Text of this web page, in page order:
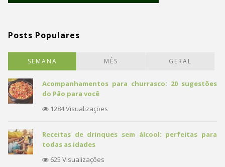
Posts Populares
SEMANA MÊS GERAL
Acompanhamentos para churrasco: 20 sugestões
do Pão para você
1284 Visualizações
Receitas de drinques sem álcool: perfeitas para
todas as idades
625 Visualizações